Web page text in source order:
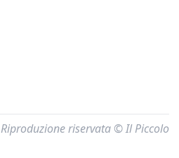
Riproduzione riservata © Il Piccolo